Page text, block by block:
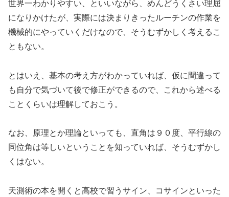
世界一わかりやすい、といいながら、めんどうくさい理屈
になりかけたが、実際には決まりきったルーチンの作業を
機械的にやっていくだけなので、そうむずかしく考えるこ
ともない。
とはいえ、基本の考え方がわかっていれば、仮に間違って
も自分で気づいて後で修正ができるので、これから述べる
ことくらいは理解しておこう。
なお、原理とか理論といっても、直角は９０度、平行線の
同位角は等しいということを知っていれば、そうむずかし
くはない。
天測術の本を開くと高校で習うサイン、コサインといった